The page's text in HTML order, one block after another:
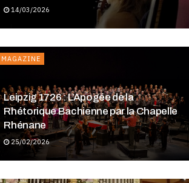
14/03/2026
MAGAZINE
Leipzig 1726 : L’Apogée de la
Rhétorique Bachienne par la Chapelle
Rhénane
25/02/2026